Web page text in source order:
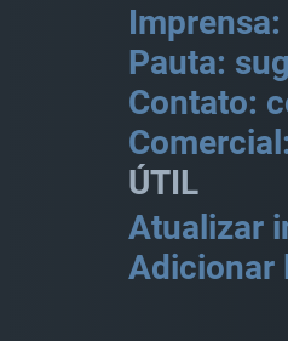
Pauta:
Contato:
ÚTIL
Atualizar
Adicionar